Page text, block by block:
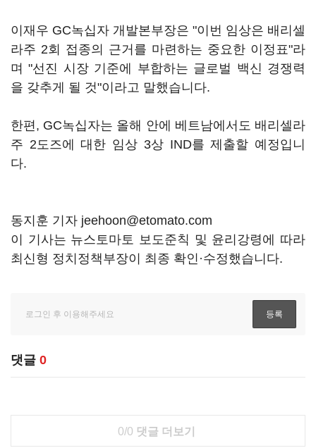
이재우 GC녹십자 개발본부장은 "이번 임상은 배리셀
라주 2회 접종의 근거를 마련하는 중요한 이정표"라
며 "선진 시장 기준에 부합하는 글로벌 백신 경쟁력
을 갖추게 될 것"이라고 말했습니다.
한편, GC녹십자는 올해 안에 베트남에서도 배리셀라
주 2도즈에 대한 임상 3상 IND를 제출할 예정입니
다.
동지훈 기자 jeehoon@etomato.com
이 기사는 뉴스토마토 보도준칙 및 윤리강령에 따라
최신형 정치정책부장이 최종 확인·수정했습니다.
댓글 0
0/0 댓글 더보기